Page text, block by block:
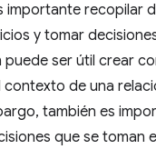
importante recopilar
y tomar
puede ser útil crear
contexto de una
también es
que se toman